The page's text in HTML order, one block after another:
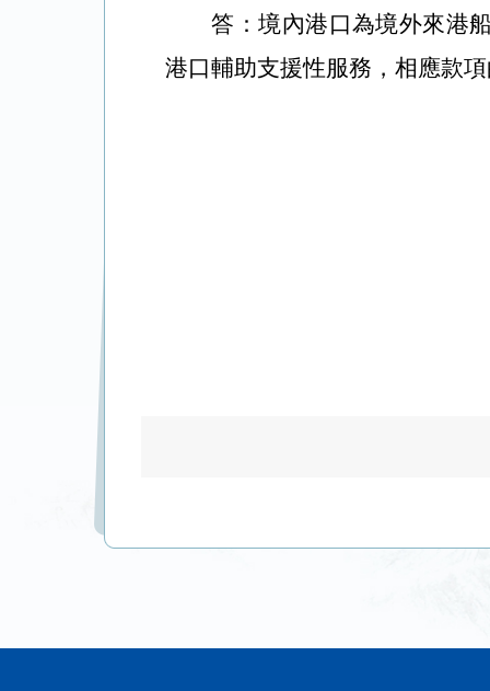
答：境內港口為境外來港
港口輔助支援性服務，相應款